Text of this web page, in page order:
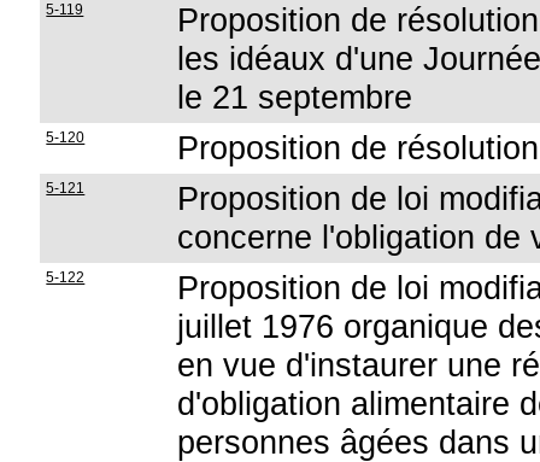
5-119
Proposition de
les idéaux d'une
le 21 septembre
5-120 Proposition de
5-121
Proposition de loi
concerne l'obligation de
5-122
Proposition de loi
juillet 1976 organique
en vue d'instaurer une
d'obligation alimentaire
personnes âgées dans